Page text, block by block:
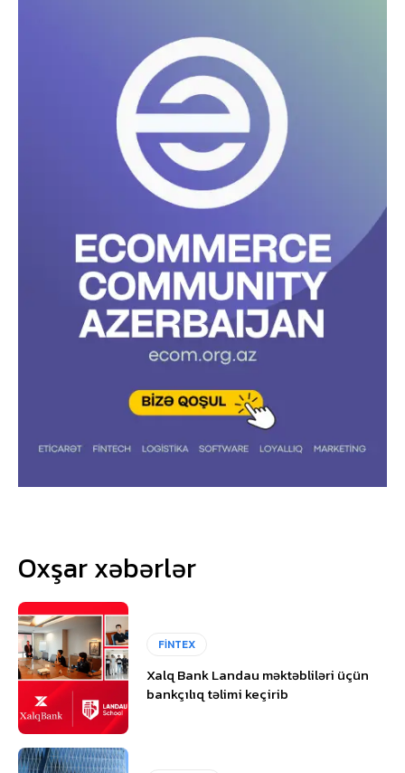
Oxşar xəbərlər
FİNTEX
Xalq Bank Landau məktəbliləri üçün
bankçılıq təlimi keçirib